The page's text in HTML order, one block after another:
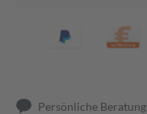
Persönliche Beratung